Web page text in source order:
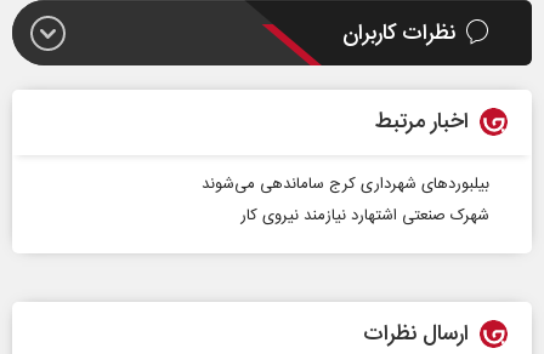
نظرات کاربران
اخبار مرتبط
بیلبوردهای شهرداری کرج ساماندهی می‌شوند
شهرک صنعتی اشتهارد نیازمند نیروی کار
ارسال نظرات